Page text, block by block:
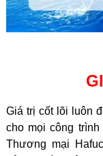
Giá trị cốt lõi luôn
cho mọi công
Thương mại